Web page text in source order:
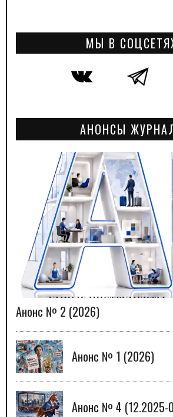
МЫ В
АНОНСЫ
Анонс № 2 (2026)
Анонс № 1 (2026)
Анонс № 4 (12.2025-